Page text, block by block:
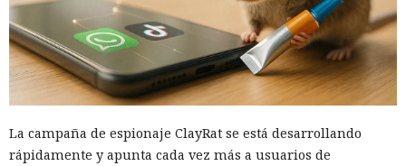
La campaña de espionaje ClayRat se está desarrollando
rápidamente y apunta cada vez más a usuarios de